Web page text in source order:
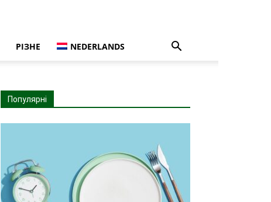
РІЗНЕ NEDERLANDS
Популярні